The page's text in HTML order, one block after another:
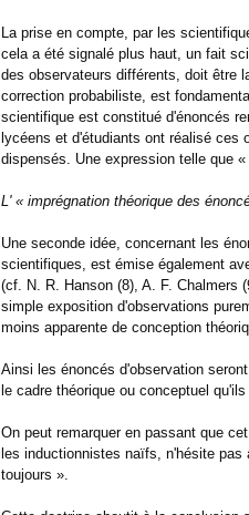
La prise en compte, par les
cela a été signalé plus haut, un fait
des observateurs différents, doit être
correction probabiliste, est
scientifique est constitué d'énoncés
lycéens et d'étudiants ont réalisé ces
dispensés. Une expression telle que
L' « imprégnation théorique des
Une seconde idée, concernant les
scientifiques, est émise également
(cf. N. R. Hanson (8), A. F. Chalmers
simple exposition d'observations
moins apparente de conception
Ainsi les énoncés d'observation
le cadre théorique ou conceptuel qu'ils
On peut remarquer en passant que
les inductionnistes naïfs, n'hésite pas
toujours ».